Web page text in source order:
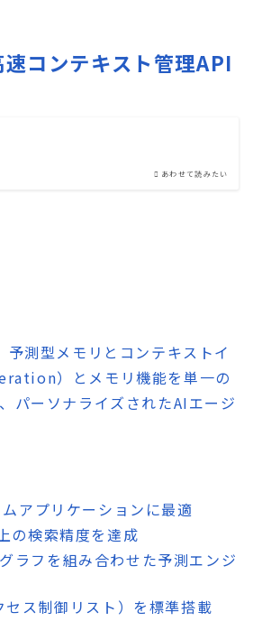
コンテキスト管理API
あわせて読みたい
測型メモリとコンテキストイ
）とメモリ機能を単一の
パーソナライズされたAIエージ
アプリケーションに最適
の検索精度を達成
ラフを組み合わせた予測エンジ
セス制御リスト）を標準搭載